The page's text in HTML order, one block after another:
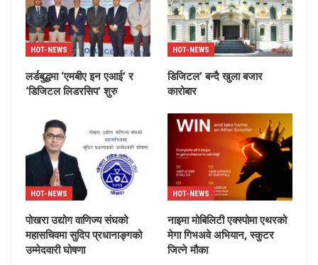
HOT-NEWS
लर्डबुद्धमा ‘एमबीए इन एआई’ र
‘डिजिटल लिडरसिप’ शुरु
HOT-NEWS
डिजिटल’ बन्दै खुला बजार
कारोबार
HOT-NEWS
पोखरा उद्योग वाणिज्य संघको
महासचिवमा सुदिप प्रधानाङ्गको
उम्मेदवारी घोषणा
HOT-NEWS
नाइमा मोबिलिटी एक्स्पोमा एथरको
मेगा गिभअवे अभियान, स्कुटर
जित्ने मौका